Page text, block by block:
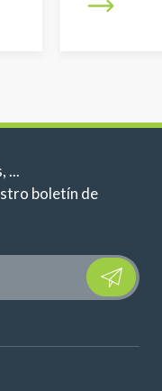
...
boletín de
Please leave